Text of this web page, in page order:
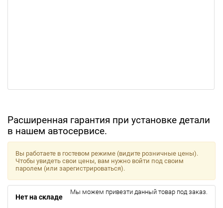
Расширенная гарантия при установке детали
в нашем автосервисе.
Вы работаете в гостевом режиме (видите розничные цены).
Чтобы увидеть свои цены, вам нужно войти под своим
паролем (или зарегистрироваться).
Нет на складе
Мы можем привезти данный товар под заказ.